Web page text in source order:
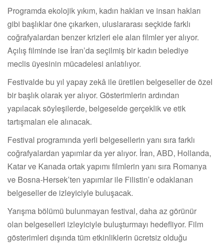
Programda ekolojik yıkım, kadın hakları ve insan hakları
gibi başlıklar öne çıkarken, uluslararası seçkide farklı
coğrafyalardan benzer krizleri ele alan filmler yer alıyor.
Açılış filminde ise İran’da seçilmiş bir kadın belediye
meclis üyesinin mücadelesi anlatılıyor.
Festivalde bu yıl yapay zekâ ile üretilen belgeseller de özel
bir başlık olarak yer alıyor. Gösterimlerin ardından
yapılacak söyleşilerde, belgeselde gerçeklik ve etik
tartışmaları ele alınacak.
Festival programında yerli belgesellerin yanı sıra farklı
coğrafyalardan yapımlar da yer alıyor. İran, ABD, Hollanda,
Katar ve Kanada ortak yapımı filmlerin yanı sıra Romanya
ve Bosna-Hersek’ten yapımlar ile Filistin’e odaklanan
belgeseller de izleyiciyle buluşacak.
Yarışma bölümü bulunmayan festival, daha az görünür
olan belgeselleri izleyiciyle buluşturmayı hedefliyor. Film
gösterimleri dışında tüm etkinliklerin ücretsiz olduğu